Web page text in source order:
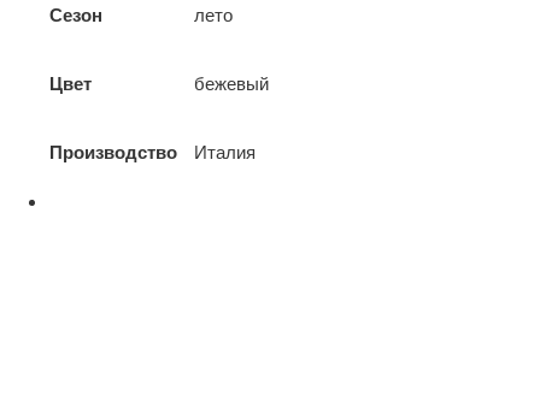
Сезон лето
Цвет бежевый
Производство Италия